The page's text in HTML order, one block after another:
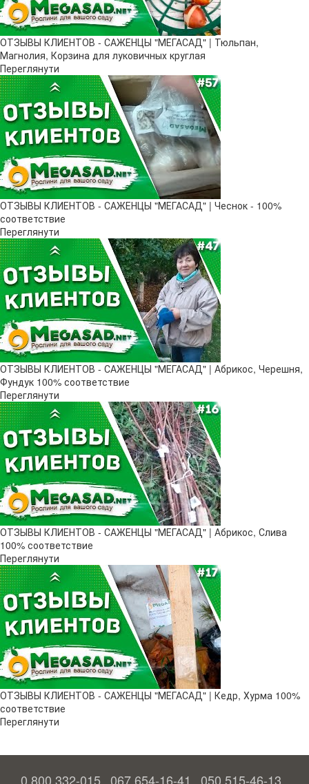
ОТЗЫВЫ КЛИЕНТОВ - САЖЕНЦЫ "МЕГАСАД" | Тюльпан,
Магнолия, Корзина для луковичных круглая
Переглянути
ОТЗЫВЫ КЛИЕНТОВ - САЖЕНЦЫ "МЕГАСАД" | Чеснок - 100%
соответствие
Переглянути
ОТЗЫВЫ КЛИЕНТОВ - САЖЕНЦЫ "МЕГАСАД" | Абрикос, Черешня,
Фундук 100% соответствие
Переглянути
ОТЗЫВЫ КЛИЕНТОВ - САЖЕНЦЫ "МЕГАСАД" | Абрикос, Слива
100% соответствие
Переглянути
ОТЗЫВЫ КЛИЕНТОВ - САЖЕНЦЫ "МЕГАСАД" | Кедр, Хурма 100%
соответствие
Переглянути
0 800 332-015 067 654-16-41 050 515-46-13